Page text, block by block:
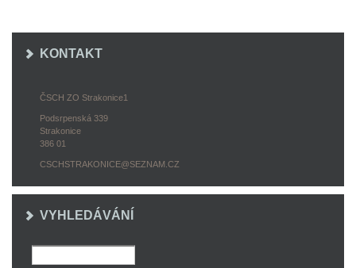
KONTAKT
ČSCH ZO Strakonice1
Podsrpenská 339
Strakonice
386 01
CSCHSTRAKONICE@SEZNAM.CZ
VYHLEDÁVÁNÍ